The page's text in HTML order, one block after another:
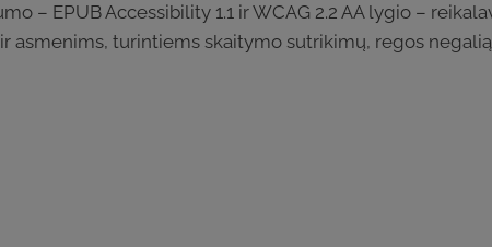
– EPUB Accessibility 1.1 ir WCAG 2.2 AA lygio –
asmenims, turintiems skaitymo sutrikimų, regos